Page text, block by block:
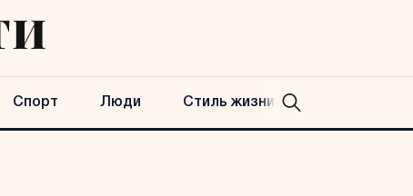
Спорт Люди Стиль жизни